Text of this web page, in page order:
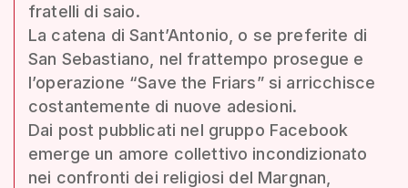
fratelli di saio.
La catena di Sant’Antonio, o se preferite di
San Sebastiano, nel frattempo prosegue e
l’operazione “Save the Friars” si arricchisce
costantemente di nuove adesioni.
Dai post pubblicati nel gruppo Facebook
emerge un amore collettivo incondizionato
nei confronti dei religiosi del Margnan,